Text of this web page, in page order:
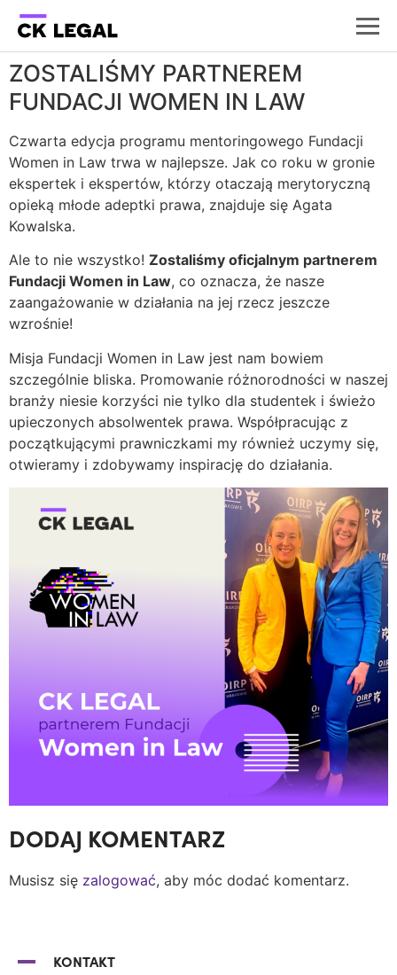
ZOSTALIŚMY PARTNEREM
FUNDACJI WOMEN IN LAW
Czwarta edycja programu mentoringowego Fundacji
Women in Law trwa w najlepsze. Jak co roku w gronie
ekspertek i ekspertów, którzy otaczają merytoryczną
opieką młode adeptki prawa, znajduje się Agata
Kowalska.
Ale to nie wszystko! Zostaliśmy oficjalnym partnerem
Fundacji Women in Law, co oznacza, że nasze
zaangażowanie w działania na jej rzecz jeszcze
wzrośnie!
Misja Fundacji Women in Law jest nam bowiem
szczególnie bliska. Promowanie różnorodności w naszej
branży niesie korzyści nie tylko dla studentek i świeżo
upieczonych absolwentek prawa. Współpracując z
początkującymi prawniczkami my również uczymy się,
otwieramy i zdobywamy inspirację do działania.
DODAJ KOMENTARZ
Musisz się zalogować, aby móc dodać komentarz.
KONTAKT